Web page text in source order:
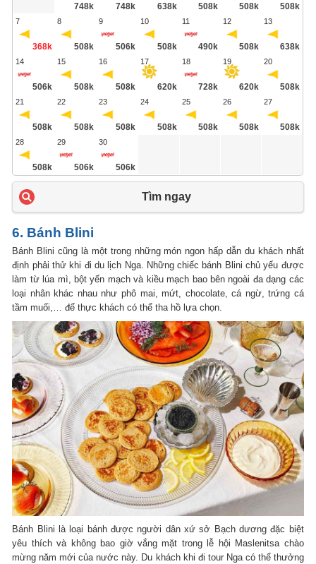
748k 748k 638k 508k 508k 508k
7
368k
8
508k
9
506k
10
508k
11
490k
12
508k
13
638k
14
506k
15
508k
16
508k
17
620k
18
728k
19
620k
20
508k
21
508k
22
508k
23
508k
24
508k
25
508k
26
508k
27
508k
28
508k
29
506k
30
506k
Tìm ngay
6. Bánh Blini
Bánh Blini cũng là một trong những món ngon hấp dẫn du khách nhất
định phải thử khi đi du lịch Nga. Những chiếc bánh Blini chủ yếu được
làm từ lúa mì, bột yến mạch và kiều mạch bao bên ngoài đa dạng các
loại nhân khác nhau như phô mai, mứt, chocolate, cá ngừ, trứng cá
tầm muối,… để thực khách có thể tha hồ lựa chọn.
Bánh Blini là loại bánh được người dân xứ sở Bạch dương đặc biệt
yêu thích và không bao giờ vắng mặt trong lễ hội Maslenitsa chào
mừng năm mới của nước này. Du khách khi đi tour Nga có thể thưởng